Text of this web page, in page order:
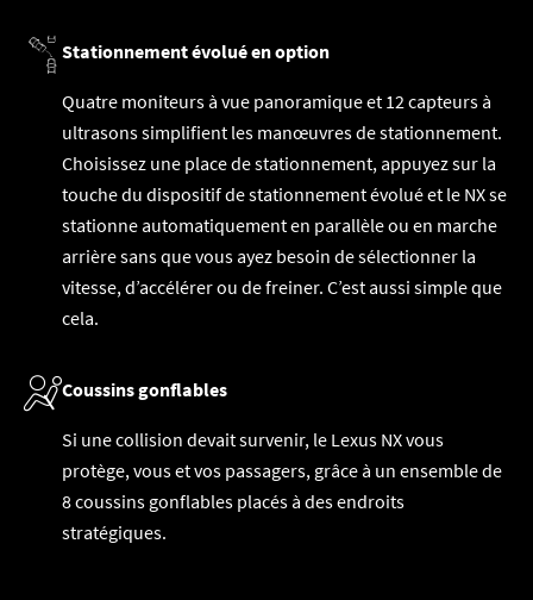
Stationnement évolué en option
Quatre moniteurs à vue panoramique et 12 capteurs à
ultrasons simplifient les manœuvres de stationnement.
Choisissez une place de stationnement, appuyez sur la
touche du dispositif de stationnement évolué et le NX se
stationne automatiquement en parallèle ou en marche
arrière sans que vous ayez besoin de sélectionner la
vitesse, d’accélérer ou de freiner. C’est aussi simple que
cela.
Coussins gonflables
Si une collision devait survenir, le Lexus NX vous
protège, vous et vos passagers, grâce à un ensemble de
8 coussins gonflables placés à des endroits
stratégiques.